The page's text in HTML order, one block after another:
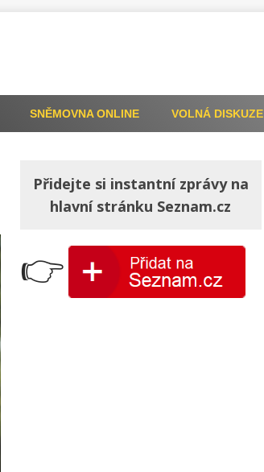
VOLNÁ DISKUZE
SNĚMOVNA ONLINE
Přidejte si instantní zprávy na
hlavní stránku Seznam.cz
👉